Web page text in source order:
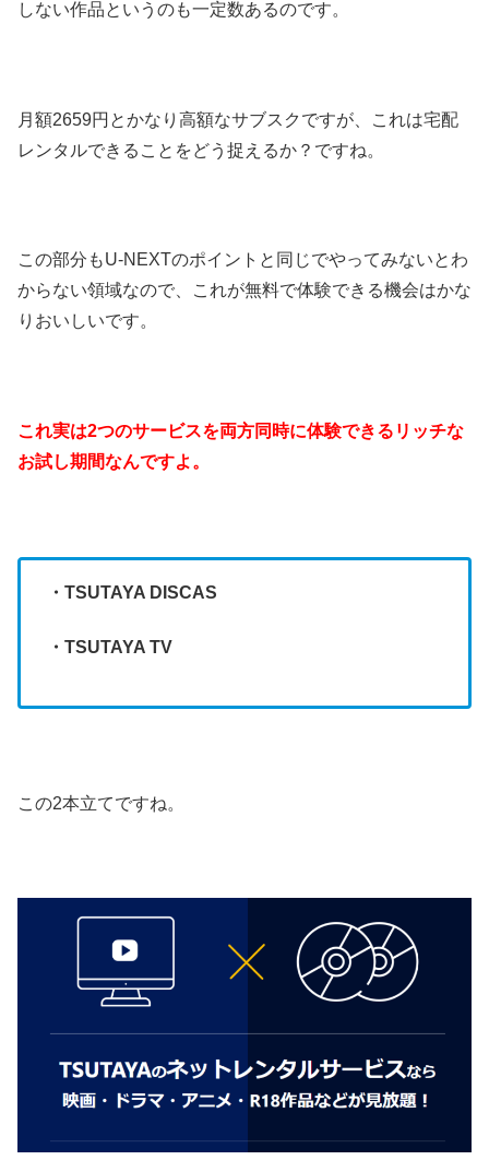
しない作品というのも一定数あるのです。
月額2659円とかなり高額なサブスクですが、これは宅配
レンタルできることをどう捉えるか？ですね。
この部分もU-NEXTのポイントと同じでやってみないとわ
からない領域なので、これが無料で体験できる機会はかな
りおいしいです。
これ実は2つのサービスを両方同時に体験できるリッチな
お試し期間なんですよ。
・TSUTAYA DISCAS
・TSUTAYA TV
この2本立てですね。